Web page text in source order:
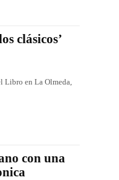
clásicos’
Libro en La Olmeda,
con una